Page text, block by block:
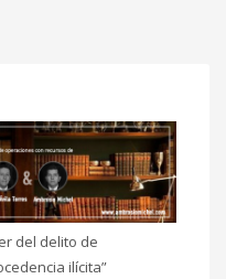
del delito de
ilícita”